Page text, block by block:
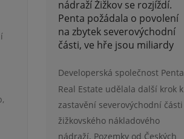
nádraží Žižkov se rozjíždí.
Penta požádala o povolení
na zbytek severovýchodní
části, ve hře jsou miliardy
Developerská společnost Penta
Real Estate udělala další krok k
zastavění severovýchodní části
žižkovského nákladového
nádraží. Pozemky od Českých